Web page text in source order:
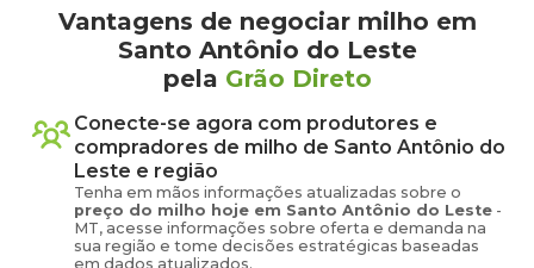
Vantagens de negociar milho em
Santo Antônio do Leste
pela Grão Direto
Conecte-se agora com produtores e
compradores de milho de Santo Antônio do
Leste e região
Tenha em mãos informações atualizadas sobre o
preço do milho hoje em Santo Antônio do Leste -
MT, acesse informações sobre oferta e demanda na
sua região e tome decisões estratégicas baseadas
em dados atualizados.